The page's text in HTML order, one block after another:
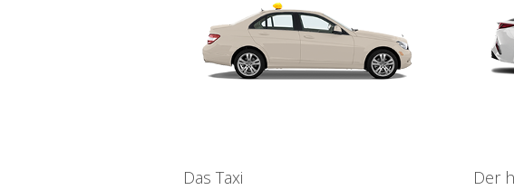
Das Taxi
Der